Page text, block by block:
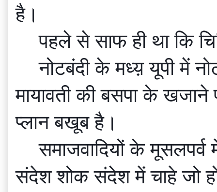
है।
पहले से साफ ही था कि
नोटबंदी के मध्य़ यूपी में
मायावती की बसपा के
प्लान बखूब है।
समाजवादियों के
संदेश शोक संदेश में चाहे जो